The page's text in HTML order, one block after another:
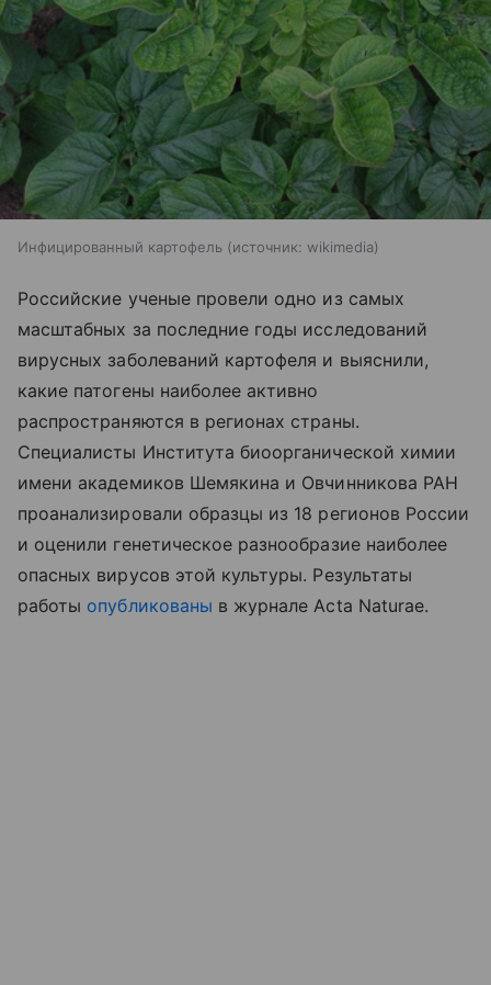
Инфицированный картофель источник: wikimedia
Российские ученые провели одно из самых
масштабных за последние годы исследований
вирусных заболеваний картофеля и выяснили,
какие патогены наиболее активно
распространяются в регионах страны.
Специалисты Института биоорганической химии
имени академиков Шемякина и Овчинникова РАН
проанализировали образцы из 18 регионов России
и оценили генетическое разнообразие наиболее
опасных вирусов этой культуры. Результаты
работы опубликованы в журнале Acta Naturae.